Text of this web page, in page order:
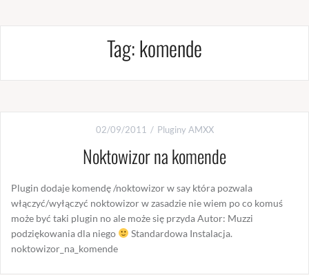
Tag:komende
02/09/2011 Pluginy AMXX
Noktowizor na komende
Plugin dodaje komendę /noktowizor w say która pozwala
włączyć/wyłączyć noktowizor w zasadzie nie wiem po co komuś
może być taki plugin no ale może się przyda Autor: Muzzi
podziękowania dla niego
Standardowa Instalacja.
noktowizor_na_komende